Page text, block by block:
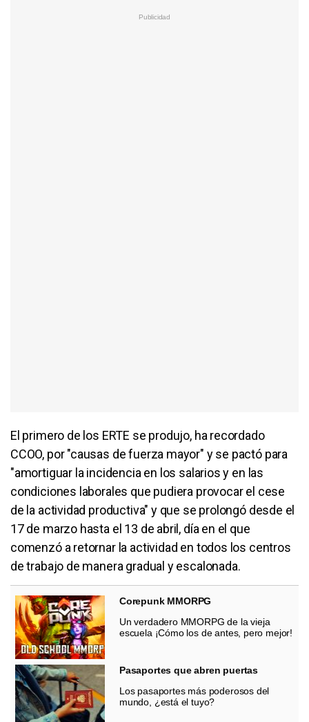
El primero de los ERTE se produjo, ha recordado
CCOO, por "causas de fuerza mayor" y se pactó para
"amortiguar la incidencia en los salarios y en las
condiciones laborales que pudiera provocar el cese
de la actividad productiva" y que se prolongó desde el
17 de marzo hasta el 13 de abril, día en el que
comenzó a retornar la actividad en todos los centros
de trabajo de manera gradual y escalonada.
Corepunk MMORPG
Un verdadero MMORPG de la vieja
escuela ¡Cómo los de antes, pero mejor!
Pasaportes que abren puertas
Los pasaportes más poderosos del
mundo, ¿está el tuyo?